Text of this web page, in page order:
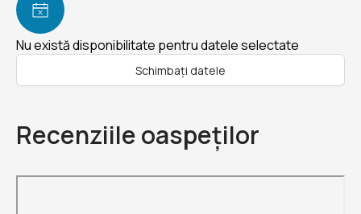
Nu există disponibilitate pentru datele selectate
Schimbați datele
Recenziile oaspeților